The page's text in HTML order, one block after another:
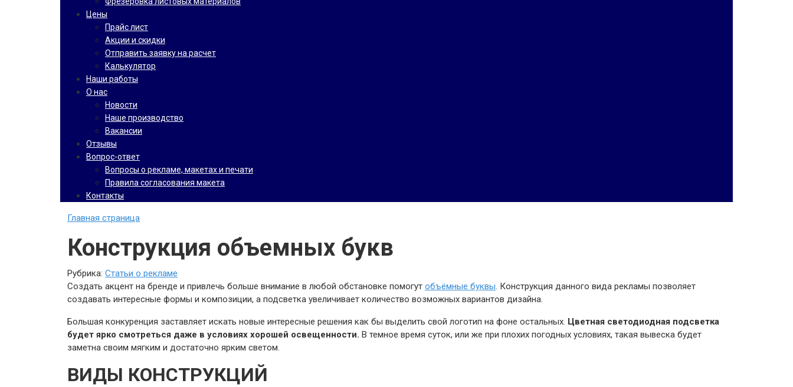
Цены
Прайс лист
Акции и скидки
Отправить заявку на расчет
Калькулятор
Наши работы
О нас
Новости
Наше производство
Вакансии
Отзывы
Вопрос-ответ
Вопросы о рекламе, макетах и печати
Правила согласования макета
Контакты
Главная страница
Конструкция объемных букв
Рубрика: Статьи о рекламе
Создать акцент на бренде и привлечь больше внимание в любой обстановке помогут объёмные буквы. Конструкция данного вида рекламы позволяет
создавать интересные формы и композиции, а подсветка увеличивает количество возможных вариантов дизайна.
Большая конкуренция заставляет искать новые интересные решения как бы выделить свой логотип на фоне остальных. Цветная светодиодная подсветка
будет ярко смотреться даже в условиях хорошей освещенности. В темное время суток, или же при плохих погодных условиях, такая вывеска будет
заметна своим мягким и достаточно ярким светом.
ВИДЫ КОНСТРУКЦИЙ